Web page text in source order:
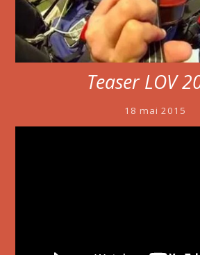
Teaser LOV
18 mai 2015